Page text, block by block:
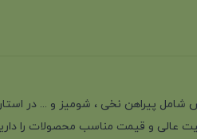
از 35 سال سابقه در تولید انواع لباس شامل
عالی و قیمت مناسب محصولات را